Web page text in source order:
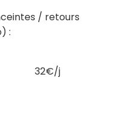
/ retours
:
A
32€/j